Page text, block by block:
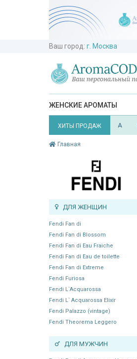
Ваш город: г. Москва
ЖЕНСКИЕ АРОМАТЫ
ХИТЫ ПРОДАЖ A
Главная
ДЛЯ ЖЕНЩИН
Fendi Fan di
Fendi Fan di Blossom
Fendi Fan di Eau Fraiche
Fendi Fan di Eau de toilette
Fendi Fan di Extreme
Fendi Furiosa
Fendi L`Acquarossa
Fendi L` Acquarossa Elixir
Fendi Palazzo (vintage)
Fendi Theorema Leggero
ДЛЯ МУЖЧИН